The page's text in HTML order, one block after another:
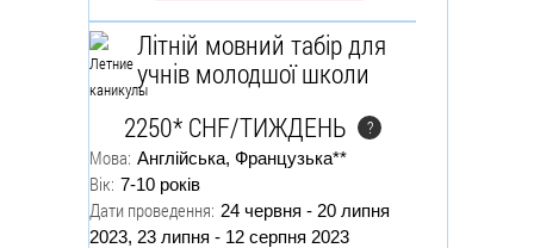
Літній мовний табір для
учнів молодшої школи
2250* CHF/ТИЖДЕНЬ
?
Мова: Англійська, Французька**
Вік: 7-10 років
Дати проведення: 24 червня - 20 липня
2023, 23 липня - 12 серпня 2023